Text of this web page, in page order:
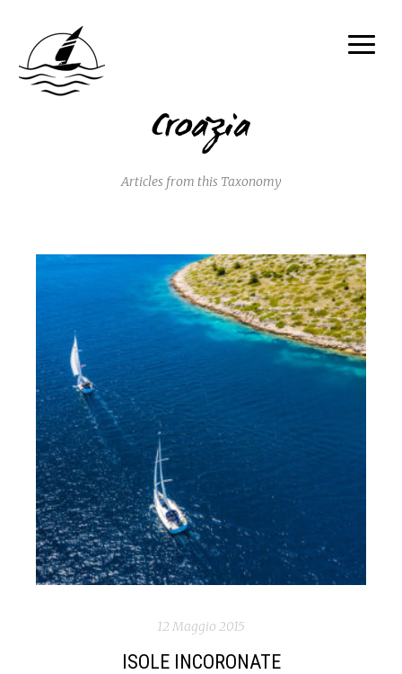
Croazia
Articles from this Taxonomy
12 Maggio 2015
ISOLE INCORONATE